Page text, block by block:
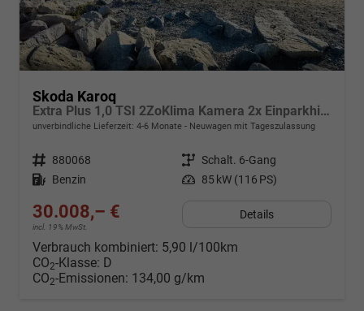
Skoda Karoq
Extra Plus 1,0 TSI 2ZoKlima Kamera 2x Einparkhilfe Alu Felgen 5J Garantie Sitzheizung Matrix el Heckklappe ACC
unverbindliche Lieferzeit: 4-6 Monate Neuwagen mit Tageszulassung
Fahrzeugnr. 880068 Getriebe Schalt. 6-Gang
Kraftstoff Benzin Leistung 85 kW (116 PS)
30.008,– €
incl. 19% MwSt.
Details
Verbrauch kombiniert: 5,90 l/100km
CO2-Klasse: D
CO2-Emissionen: 134,00 g/km